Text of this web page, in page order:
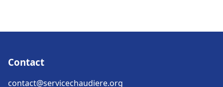
Contact
contact@servicechaudiere.org